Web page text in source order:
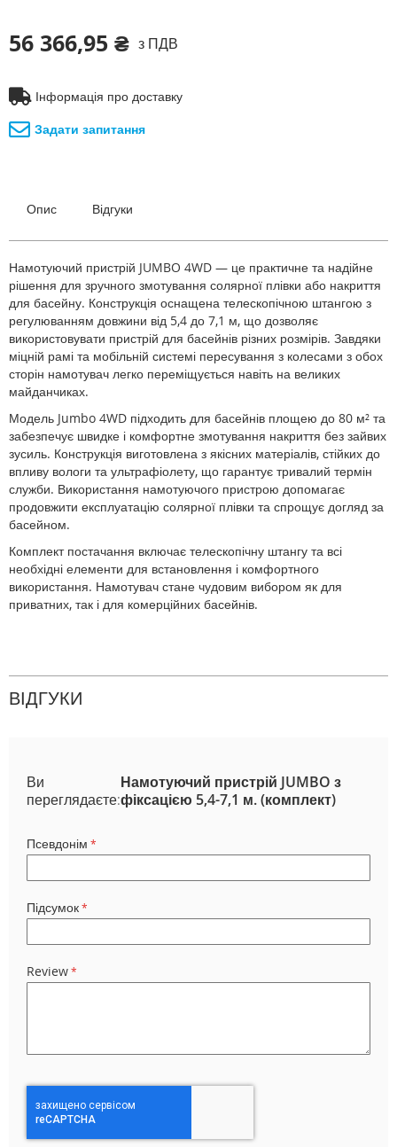
56 366,95 ₴ з ПДВ
Інформація про доставку
Задати запитання
Опис Відгуки
Намотуючий пристрій JUMBO 4WD — це практичне та надійне
рішення для зручного змотування солярної плівки або накриття
для басейну. Конструкція оснащена телескопічною штангою з
регулюванням довжини від 5,4 до 7,1 м, що дозволяє
використовувати пристрій для басейнів різних розмірів. Завдяки
міцній рамі та мобільній системі пересування з колесами з обох
сторін намотувач легко переміщується навіть на великих
майданчиках.
Модель Jumbo 4WD підходить для басейнів площею до 80 м² та
забезпечує швидке і комфортне змотування накриття без зайвих
зусиль. Конструкція виготовлена з якісних матеріалів, стійких до
впливу вологи та ультрафіолету, що гарантує тривалий термін
служби. Використання намотуючого пристрою допомагає
продовжити експлуатацію солярної плівки та спрощує догляд за
басейном.
Комплект постачання включає телескопічну штангу та всі
необхідні елементи для встановлення і комфортного
використання. Намотувач стане чудовим вибором як для
приватних, так і для комерційних басейнів.
ВІДГУКИ
Ви
переглядаєте:
Намотуючий пристрій JUMBO з
фіксацією 5,4-7,1 м. (комплект)
Псевдонім
Підсумок
Review